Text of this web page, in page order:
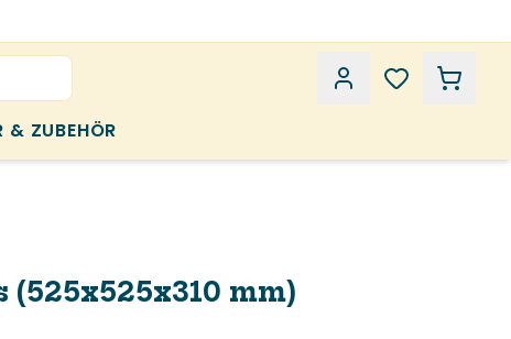
& ZUBEHÖR
mm)